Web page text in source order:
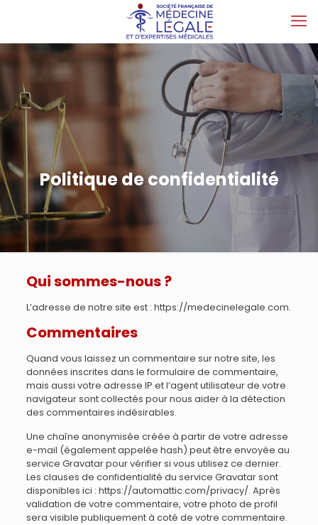
Politique de confidentialité
Qui sommes-nous ?
L’adresse de notre site est : https://medecinelegale.com.
Commentaires
Quand vous laissez un commentaire sur notre site, les
données inscrites dans le formulaire de commentaire,
mais aussi votre adresse IP et l’agent utilisateur de votre
navigateur sont collectés pour nous aider à la détection
des commentaires indésirables.
Une chaîne anonymisée créée à partir de votre adresse
e-mail (également appelée hash) peut être envoyée au
service Gravatar pour vérifier si vous utilisez ce dernier.
Les clauses de confidentialité du service Gravatar sont
disponibles ici : https://automattic.com/privacy/. Après
validation de votre commentaire, votre photo de profil
sera visible publiquement à coté de votre commentaire.